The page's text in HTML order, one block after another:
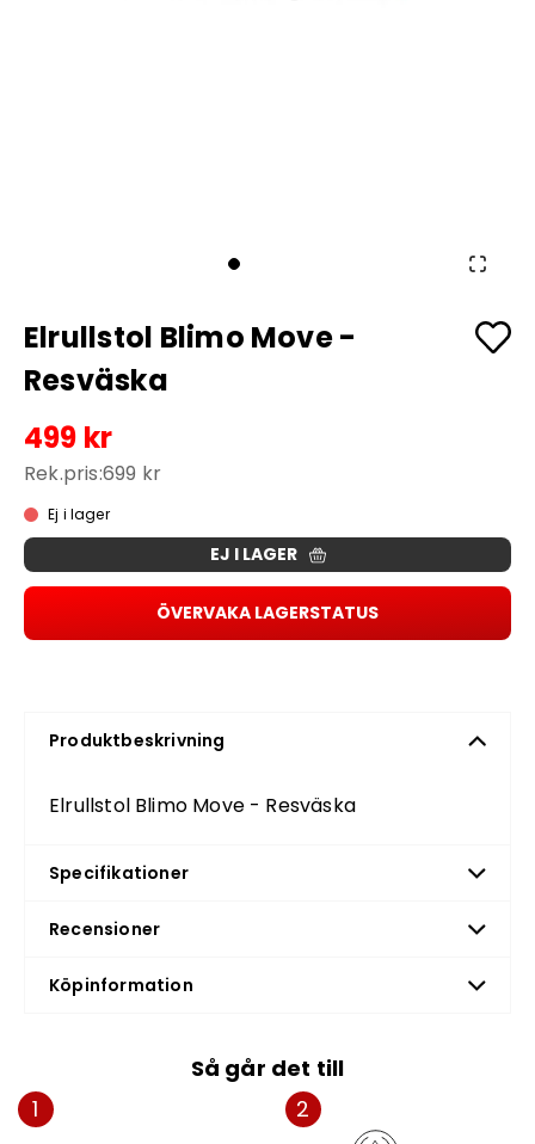
Elrullstol Blimo Move -
Resväska
499 kr
Rek.pris:699 kr
Ej i lager
EJ I LAGER
ÖVERVAKA LAGERSTATUS
Produktbeskrivning
Elrullstol Blimo Move - Resväska
Specifikationer
Recensioner
Köpinformation
Så går det till
1
2